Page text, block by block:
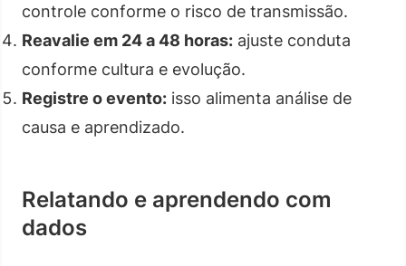
controle conforme o risco de transmissão.
Reavalie em 24 a 48 horas: ajuste conduta
conforme cultura e evolução.
Registre o evento: isso alimenta análise de
causa e aprendizado.
Relatando e aprendendo com
dados